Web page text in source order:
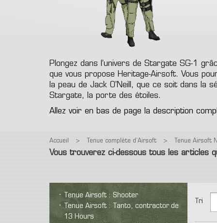
M9
Glock
Vintage Autre
Réplique airsoft spring
Plongez dans l’univers de Stargate SG-1
que vous propose Heritage-Airsoft. Vous
la peau de Jack O'Neill, que ce soit dans la
Stargate, la porte des étoiles.
Allez voir en bas de page la description
Accueil > Tenue complète d’Airsoft > Tenue Airsoft
Vous trouverez ci-dessous tous les articles
Tenue Airsoft : Shooter
Tenue Airsoft : Tanto, contractor de
13 Hours
Tri